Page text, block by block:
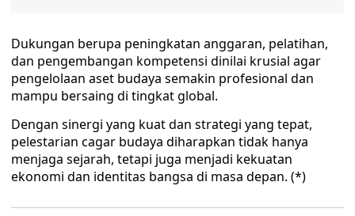
Dukungan berupa peningkatan anggaran, pelatihan,
dan pengembangan kompetensi dinilai krusial agar
pengelolaan aset budaya semakin profesional dan
mampu bersaing di tingkat global.
Dengan sinergi yang kuat dan strategi yang tepat,
pelestarian cagar budaya diharapkan tidak hanya
menjaga sejarah, tetapi juga menjadi kekuatan
ekonomi dan identitas bangsa di masa depan. (*)